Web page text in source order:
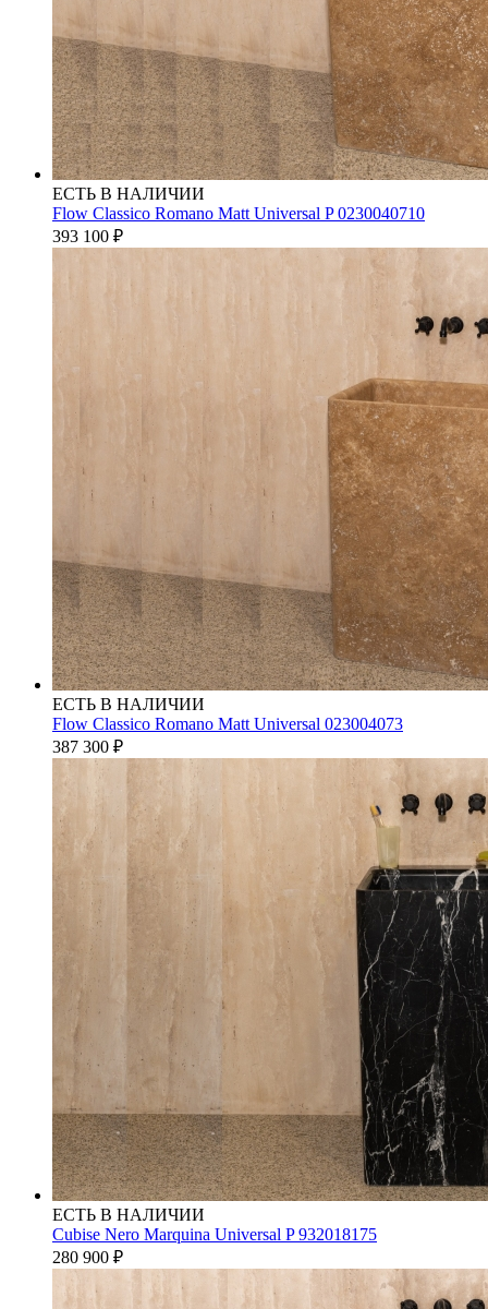
ЕСТЬ В НАЛИЧИИ
Flow Classico Romano Matt Universal P 0230040710
393 100 ₽
ЕСТЬ В НАЛИЧИИ
Flow Classico Romano Matt Universal 023004073
387 300 ₽
ЕСТЬ В НАЛИЧИИ
Cubise Nero Marquina Universal P 932018175
280 900 ₽